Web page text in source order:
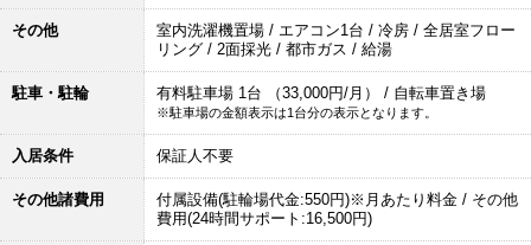
その他
室内洗濯機置場 / エアコン1台 / 冷房 / 全居室フロー
リング / 2面採光 / 都市ガス / 給湯
駐車・駐輪 有料駐車場 1台 （33,000円/月） / 自転車置き場
※駐車場の金額表示は1台分の表示となります。
入居条件 保証人不要
その他諸費用
付属設備(駐輪場代金:550円)※月あたり料金 / その他
費用(24時間サポート:16,500円)